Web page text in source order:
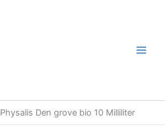
Physalis Den grove bio 10 Milliliter